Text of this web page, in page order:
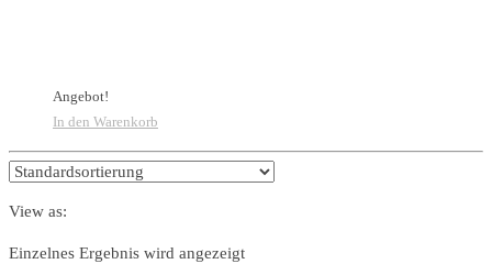
Angebot!
In den Warenkorb
View as:
Einzelnes Ergebnis wird angezeigt